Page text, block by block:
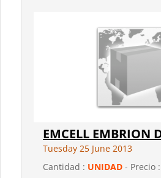
EMCELL EMBRION
Tuesday 25 June 2013
Cantidad : UNIDAD - Precio :